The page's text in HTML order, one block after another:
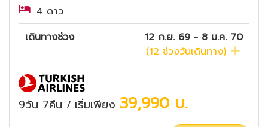
4 ดาว
เดินทางช่วง
12 ก.ย. 69 - 8 ม.ค. 70
(12 ช่วงวันเดินทาง)
9วัน 7คืน / เริ่มเพียง 39,990 บ.